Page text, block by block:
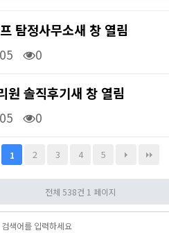
탐정사무소새 창 열림
0
원 솔직후기새 창 열림
0
1 2 3 4 5
전체 538건 1 페이지